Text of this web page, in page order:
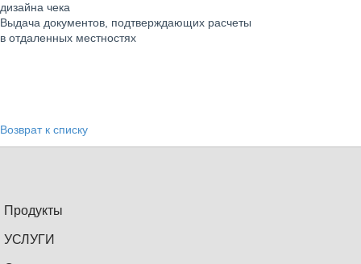
дизайна чека
Выдача документов, подтверждающих расчеты
в отдаленных местностях
Возврат к списку
Продукты
УСЛУГИ